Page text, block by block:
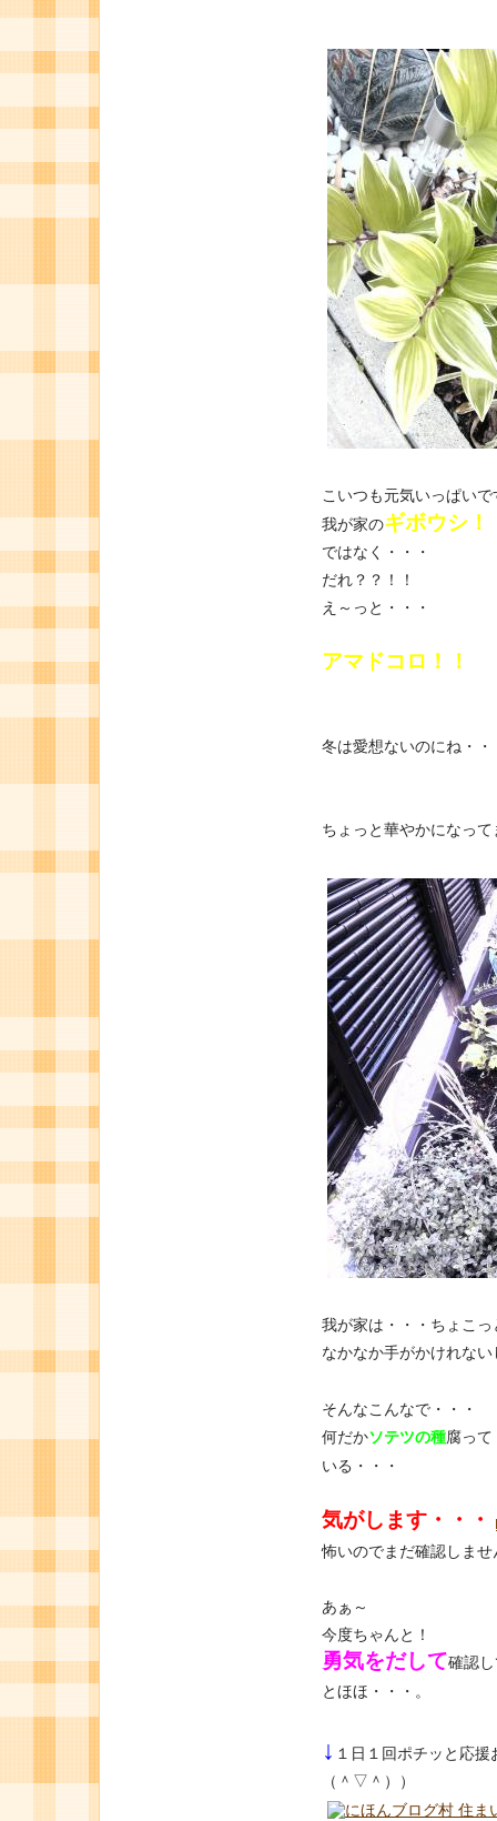
こいつも元気いっぱいで
我が家のギボウシ！
ではなく・・・
だれ？？！！
え～っと・・・
アマドコロ！！
冬は愛想ないのにね・・
ちょっと華やかになっ
我が家は・・・ちょこ
なかなか手がかけれない
そんなこんなで・・・
何だかソテツの種腐って
いる・・・
気がします・・・
怖いのでまだ確認しませ
あぁ～
今度ちゃんと！
勇気をだして確認
とほほ・・・。
↓ １日１回ポチッと応
（＾▽＾））